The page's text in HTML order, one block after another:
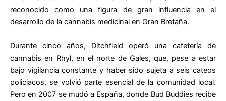
reconocido como una figura de gran influencia en el
desarrollo de la cannabis medicinal en Gran Bretaña.
Durante cinco años, Ditchfield operó una cafetería de
cannabis en Rhyl, en el norte de Gales, que, pese a estar
bajo vigilancia constante y haber sido sujeta a seis cateos
policiacos, se volvió parte esencial de la comunidad local.
Pero en 2007 se mudó a España, donde Bud Buddies recibe